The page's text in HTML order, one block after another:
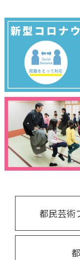
都民芸術